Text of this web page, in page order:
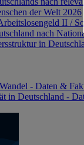
der Welt 2026
II /
nach
in
- Daten &
in Deutschland -